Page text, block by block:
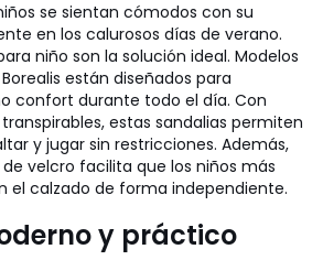
se sientan cómodos con su
en los calurosos días de verano.
niño son la solución ideal. Modelos
están diseñados para
confort durante todo el día. Con
estas sandalias permiten
y jugar sin restricciones. Además,
velcro facilita que los niños más
el calzado de forma independiente.
y práctico